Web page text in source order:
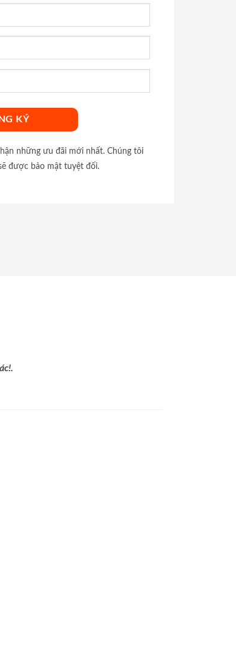
những ưu đãi mới nhất. Chúng tôi
được bảo mật tuyệt đối.